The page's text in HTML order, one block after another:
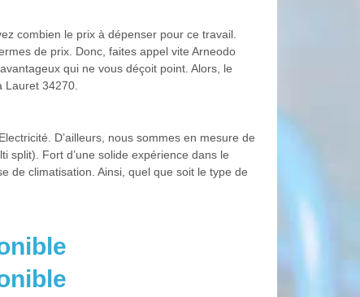
combien le prix à dépenser pour ce travail.
de prix. Donc, faites appel vite Arneodo
qui ne vous déçoit point. Alors, le
34270.
D’ailleurs, nous sommes en mesure de
split). Fort d’une solide expérience dans le
de climatisation. Ainsi, quel que soit le type de